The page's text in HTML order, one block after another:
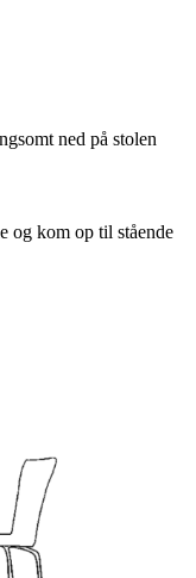
ned på stolen
og kom op til stående